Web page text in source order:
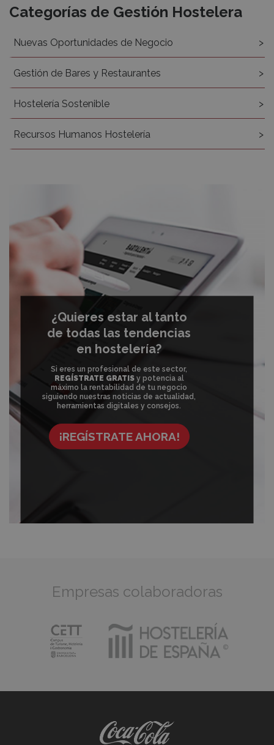
Recursos
Categorías de Gestión Hostelera
Nuevas Oportunidades de Negocio
Gestión de Bares y Restaurantes
Hostelería Sostenible
Recursos Humanos Hostelería
¿Quieres estar al tanto
de todas las tendencias
en hostelería?
Si eres un profesional de este sector,
REGÍSTRATE GRATISy potencia al
máximo la rentabilidad de tu negocio
siguiendo nuestras noticias de actualidad,
herramientas digitales y consejos.
¡REGÍSTRATE AHORA!
Empresas colaboradoras